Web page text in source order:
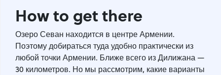
How to get there
Озеро Севан находится в центре Армении.
Поэтому добираться туда удобно практически из
любой точки Армении. Ближе всего из Дилижана —
30 километров. Но мы рассмотрим, какие варианты